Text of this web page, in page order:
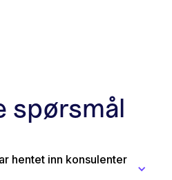
spørsmål
hentet inn konsulenter